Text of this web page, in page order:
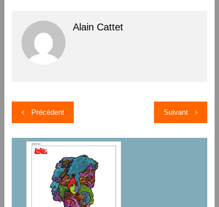
Alain Cattet
Navigation
de
l’article
Précédent Suivant